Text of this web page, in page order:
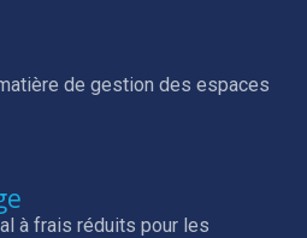
de gestion des espaces
à frais réduits pour les